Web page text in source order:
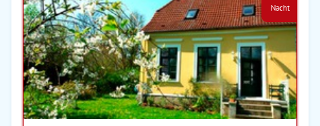
Nacht